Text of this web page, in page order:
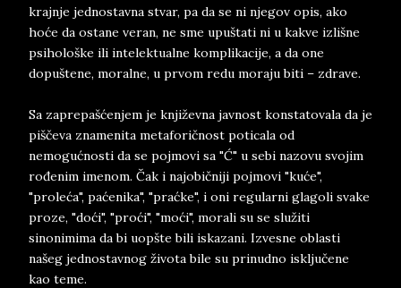
krajnje jednostavna stvar, pa da se ni njegov opis, ako
hoće da ostane veran, ne sme upuštati ni u kakve izlišne
psihološke ili intelektualne komplikacije, a da one
dopuštene, moralne, u prvom redu moraju biti – zdrave.
Sa zaprepašćenjem je književna javnost konstatovala da je
piščeva znamenita metaforičnost poticala od
nemogućnosti da se pojmovi sa "Ć" u sebi nazovu svojim
rođenim imenom. Čak i najobičniji pojmovi "kuće",
"proleća", paćenika", "praćke", i oni regularni glagoli svake
proze, "doći", "proći", "moći", morali su se služiti
sinonimima da bi uopšte bili iskazani. Izvesne oblasti
našeg jednostavnog života bile su prinudno isključene
kao teme.